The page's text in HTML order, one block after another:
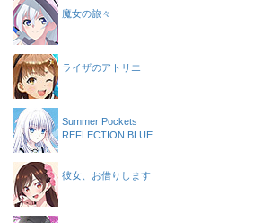
魔女の旅々
ライザのアトリエ
Summer Pockets
REFLECTION BLUE
彼女、お借りします